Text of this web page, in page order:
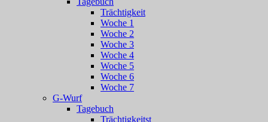
Trächtigkeit
Woche 1
Woche 2
Woche 3
Woche 4
Woche 5
Woche 6
Woche 7
G-Wurf
Tagebuch
Trächtigkeitst